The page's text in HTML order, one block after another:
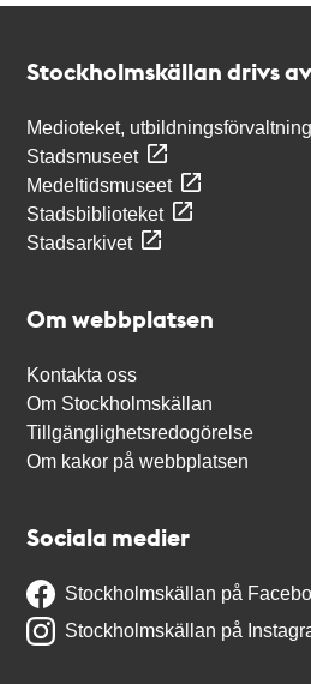
Stockholmskällan drivs av
Medioteket,
Stadsmuseet
Medeltidsmuseet
Stadsbiblioteket
Stadsarkivet
Om webbplatsen
Kontakta oss
Om Stockholmskällan
Tillgänglighetsredogörelse
Om kakor på webbplatsen
Sociala medier
Stockholmskällan på
Stockholmskällan på